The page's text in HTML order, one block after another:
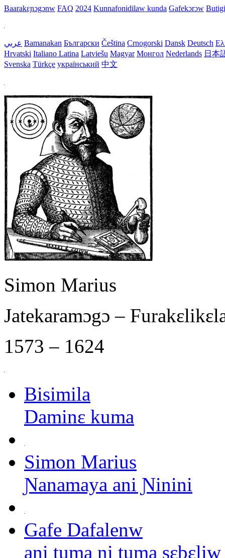
Baarakɛɲɔgɔnw FAQ 2024 Kunnafonidilaw kunda Gafekɔrɔw Butigi
عربي Bamanakan Български Čeština Crnogorski Dansk Deutsch
Hrvatski Italiano Latina Latviešu Magyar Монгол Nederlands 日本
Svenska Türkçe український 中文
Simon Marius
Jatekaramɔgɔ –
1573 – 1624
Bisimila
Daminɛ kuma
Simon Marius
Ɲanamaya ani Ɲinini
Gafe Dafalenw
ani tuma ni tuma sɛbɛliw